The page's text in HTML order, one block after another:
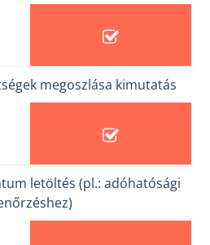
megoszlása kimutatás
letöltés (pl.: adóhatósági